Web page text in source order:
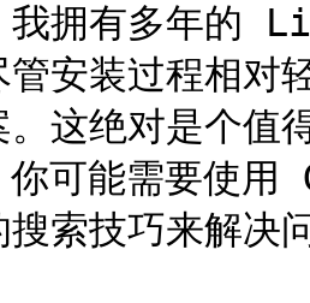
我拥有多年的
管安装过程相对
这绝对是个值
你可能需要使
搜索技巧来解